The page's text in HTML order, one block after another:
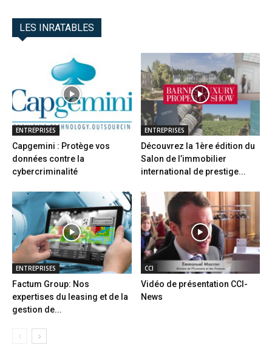
LES INRATABLES
ENTREPRISES
Capgemini : Protège vos
données contre la
cybercriminalité
ENTREPRISES
Découvrez la 1ère édition du
Salon de l’immobilier
international de prestige...
ENTREPRISES
Factum Group: Nos
expertises du leasing et de la
gestion de...
CCI
Vidéo de présentation CCI-
News